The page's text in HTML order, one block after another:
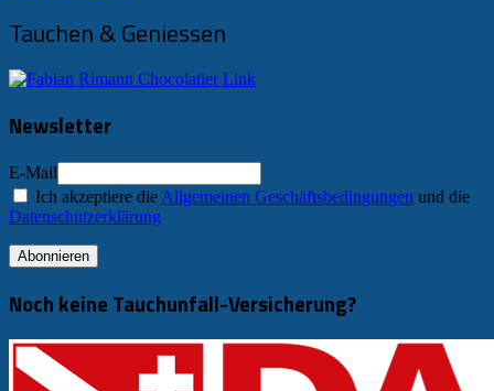
Tauchen & Geniessen
Newsletter
E-Mail
Ich akzeptiere die Allgemeinen Geschäftsbedingungen und die
Datenschutzerklärung
Noch keine Tauchunfall-Versicherung?